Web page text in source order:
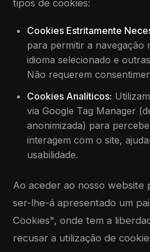
tipos de cookies:
Cookies Estritamente
para permitir a navegação
idioma selecionado e
Não requerem
Cookies Analíticos:
via Google Tag Manager
anonimizada) para
interagem com o site,
usabilidade.
Ao aceder ao nosso website
ser-lhe-á apresentado um
Cookies", onde tem a
recusar a utilização de